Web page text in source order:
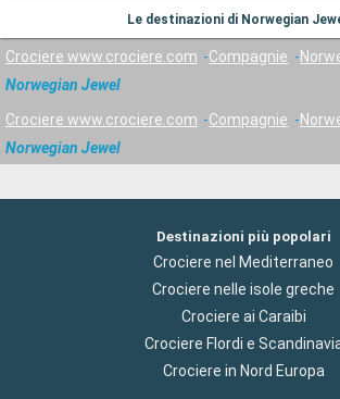
Le destinazioni di Norwegian
Crociere www.crociere.com Compagnie
Norwegian Jewel
Crociere www.crociere.com Compagnie
Norwegian Jewel
Destinazioni più popolari
Crociere nel Mediterraneo
Crociere nelle isole greche
Crociere ai Caraibi
Crociere Flordi e
Crociere in Nord Europa